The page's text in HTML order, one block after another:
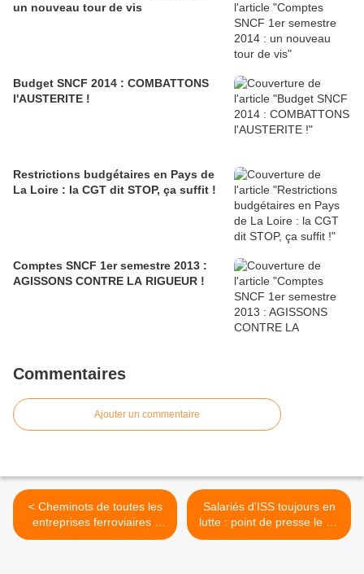
un nouveau tour de vis
Budget SNCF 2014 : COMBATTONS
l'AUSTERITE !
Restrictions budgétaires en Pays de
La Loire : la CGT dit STOP, ça suffit !
Comptes SNCF 1er semestre 2013 :
AGISSONS CONTRE LA RIGUEUR !
Commentaires
Ajouter un commentaire
< Cheminots de toutes les
entreprises ferroviaires :
l'heure est à la mobilisation
Salariés d'ISS toujours en
lutte : point de presse le 22
février salle kiwi >